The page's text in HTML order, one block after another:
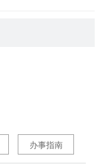
办事指南